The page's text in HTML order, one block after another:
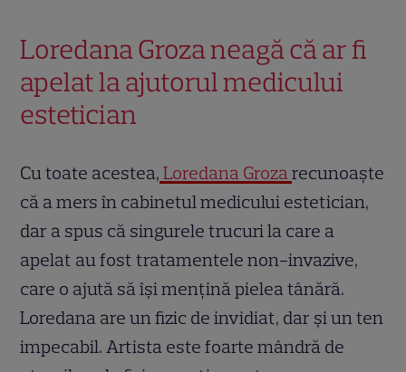
Loredana Groza neagă că ar fi
apelat la ajutorul medicului
estetician
Cu toate acestea, Loredana Grozarecunoaște
că a mers în cabinetul medicului estetician,
dar a spus că singurele trucuri la care a
apelat au fost tratamentele non-invazive,
care o ajută să își mențină pielea tânără.
Loredana are un fizic de invidiat, dar și un ten
impecabil. Artista este foarte mândră de